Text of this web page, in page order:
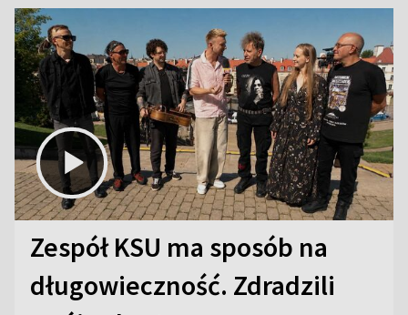
Zespół KSU ma sposób na
długowieczność. Zdradzili